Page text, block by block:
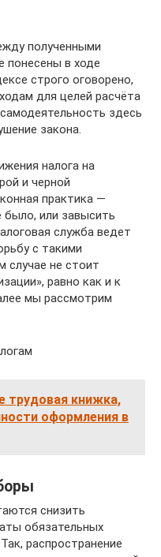
полученными
понесены в ходе
строго оговорено,
для целей расчёта
здесь
закона.
налога на
и черной
практика —
было, или завысить
служба ведет
с такими
случае не стоит
равно как и к
мы рассмотрим
трудовая книжка,
оформления в
снизить
обязательных
распространение